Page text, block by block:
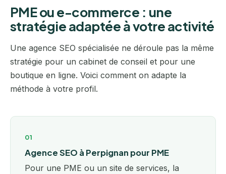
PME ou e-commerce : une
stratégie adaptée à votre activité
Une agence SEO spécialisée ne déroule pas la même
stratégie pour un cabinet de conseil et pour une
boutique en ligne. Voici comment on adapte la
méthode à votre profil.
01
Agence SEO à Perpignan pour PME
Pour une PME ou un site de services, la